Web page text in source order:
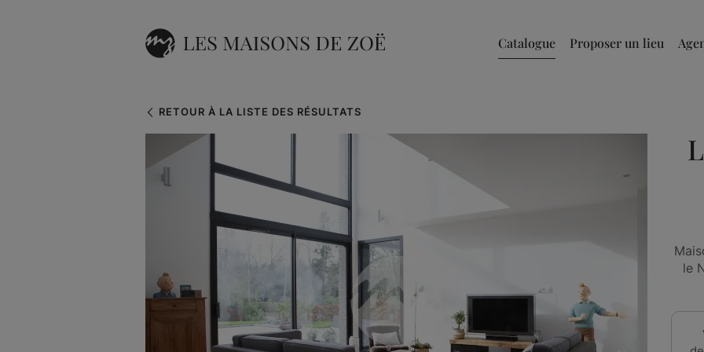
Catalogue Proposer un lieu
RETOUR À LA LISTE DES RÉSULTATS
le